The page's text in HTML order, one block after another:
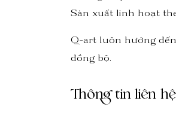
Sản xuất linh hoạt
Q-art luôn hướng
đồng bộ.
Thông tin liên hệ